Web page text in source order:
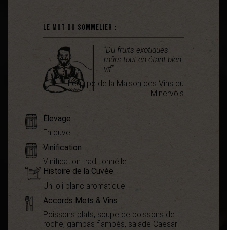
Le mot du sommelier :
"Du fruits exotiques
mûrs tout en étant bien
vif"
L'équipe de la Maison des Vins du
Minervois
Élevage
En cuve
Vinification
Vinification traditionnelle
Histoire de la Cuvée
Un joli blanc aromatique
Accords Mets & Vins
Poissons plats, soupe de poissons de
roche, gambas flambés, salade Caesar